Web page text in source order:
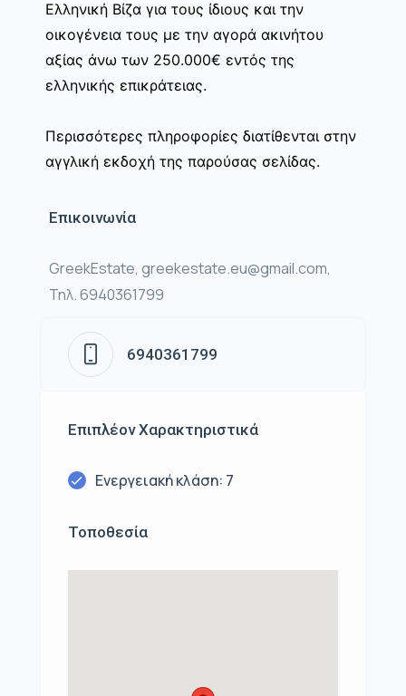
Ελληνική Βίζα για τους ίδιους και την
οικογένεια τους με την αγορά ακινήτου
αξίας άνω των 250.000€ εντός της
ελληνικής επικράτειας.
Περισσότερες πληροφορίες διατίθενται στην
αγγλική εκδοχή της παρούσας σελίδας.
Επικοινωνία
GreekEstate, greekestate.eu@gmail.com,
Τηλ. 6940361799
6940361799
Επιπλέον Χαρακτηριστικά
Ενεργειακή κλάση: 7
Τοποθεσία